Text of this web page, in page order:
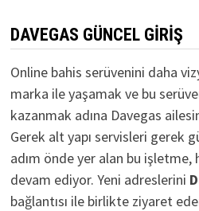
DAVEGAS GÜNCEL GIRIŞ
Online bahis serüvenini daha
marka ile yaşamak ve bu
kazanmak adına Davegas
Gerek alt yapı servisleri gerek
adım önde yer alan bu işletme,
devam ediyor. Yeni adreslerini D
bağlantısı ile birlikte ziyaret